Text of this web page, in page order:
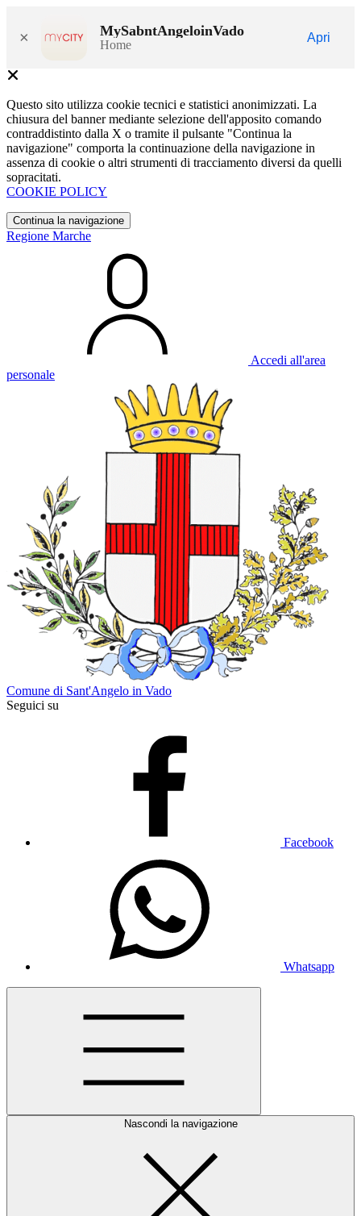
× MySabntAngeloinVado
Home
Apri
Questo sito utilizza cookie tecnici e statistici anonimizzati. La
chiusura del banner mediante selezione dell'apposito comando
contraddistinto dalla X o tramite il pulsante "Continua la
navigazione" comporta la continuazione della navigazione in
assenza di cookie o altri strumenti di tracciamento diversi da quelli
sopracitati.
COOKIE POLICY
Continua la navigazione
Regione Marche
Accedi all'area
personale
Comune di Sant'Angelo in Vado
Seguici su
Facebook
Whatsapp
Nascondi la navigazione